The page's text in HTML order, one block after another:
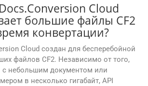
Cloud
большие файлы CF2
конвертации?
Cloud создан для бесперебойной
файлов CF2. Независимо от того,
с небольшим документом или
в несколько гигабайт, API